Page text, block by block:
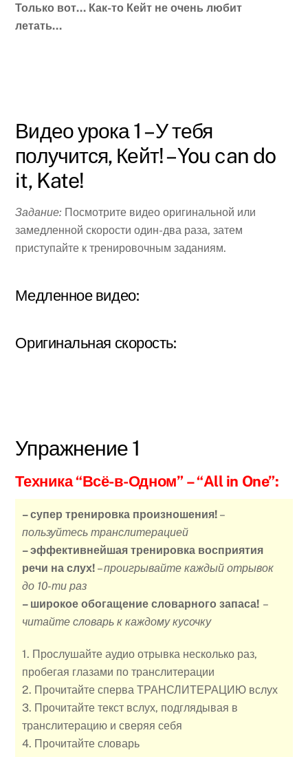
Только вот… Как-то Кейт не очень любит
летать…
Видео урока 1 – У тебя
получится, Кейт! – You can do
it, Kate!
Задание: Посмотрите видео оригинальной или
замедленной скорости один-два раза, затем
приступайте к тренировочным заданиям.
Медленное видео:
Оригинальная скорость:
Упражнение 1
Техника “Всё-в-Одном”– “All in One”:
– супер тренировка произношения! –
пользуйтесь транслитерацией
– эффективнейшая тренировка восприятия
речи на слух! –проигрывайте каждый отрывок
до 10-ти раз
– широкое обогащение словарного запаса! –
читайте словарь к каждому кусочку
1. Прослушайте аудио отрывка несколько раз,
пробегая глазами по транслитерации
2. Прочитайте сперва ТРАНСЛИТЕРАЦИЮ вслух
3. Прочитайте текст вслух, подглядывая в
транслитерацию и сверяя себя
4. Прочитайте словарь